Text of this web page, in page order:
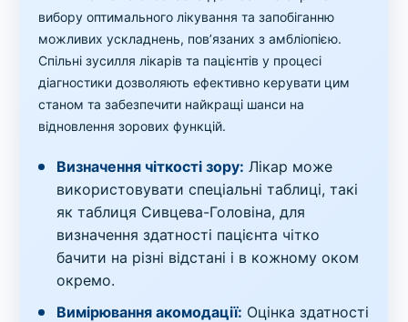
вибору оптимального лікування та запобіганню
можливих ускладнень, пов’язаних з амбліопією.
Спільні зусилля лікарів та пацієнтів у процесі
діагностики дозволяють ефективно керувати цим
станом та забезпечити найкращі шанси на
відновлення зорових функцій.
Визначення чіткості зору: Лікар може
використовувати спеціальні таблиці, такі
як таблиця Сивцева-Головіна, для
визначення здатності пацієнта чітко
бачити на різні відстані і в кожному оком
окремо.
Вимірювання акомодації: Оцінка здатності